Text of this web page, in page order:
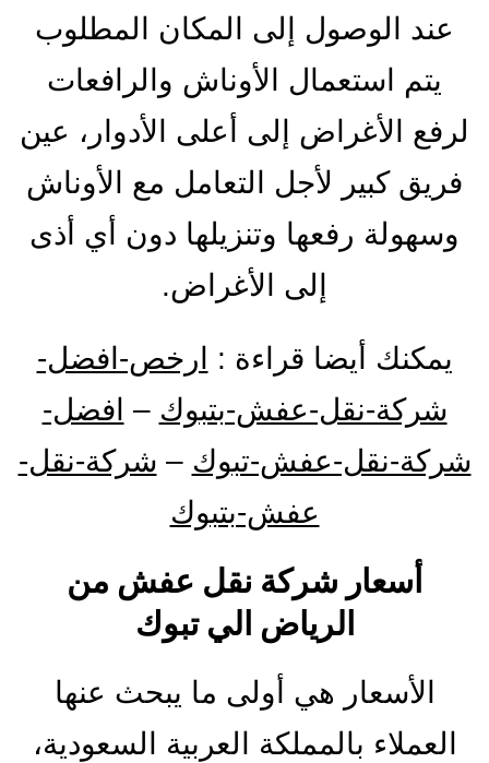
عند الوصول إلى المكان المطلوب
يتم استعمال الأوناش والرافعات
لرفع الأغراض إلى أعلى الأدوار، عين
فريق كبير لأجل التعامل مع الأوناش
وسهولة رفعها وتنزيلها دون أي أذى
إلى الأغراض.
يمكنك أيضا قراءة :
ارخص-افضل-
شركة-نقل-عفش-بتبوك – افضل-
شركة-نقل-عفش-تبوك – شركة-نقل-
عفش-بتبوك
أسعار شركة نقل عفش من
الرياض الي تبوك
الأسعار هي أولى ما يبحث عنها
العملاء بالمملكة العربية السعودية،